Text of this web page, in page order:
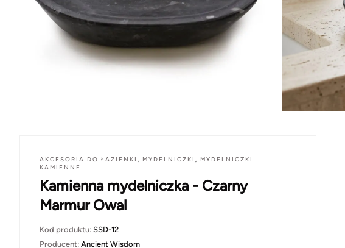
AKCESORIA DO ŁAZIENKI , MYDELNICZKI , MYDELNICZKI
KAMIENNE
Kamienna mydelniczka - Czarny
Marmur Owal
Kod produktu: SSD-12
Producent: Ancient Wisdom